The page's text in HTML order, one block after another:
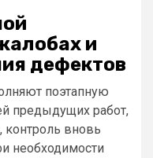
и
дефектов
поэтапную
предыдущих работ,
контроль вновь
необходимости